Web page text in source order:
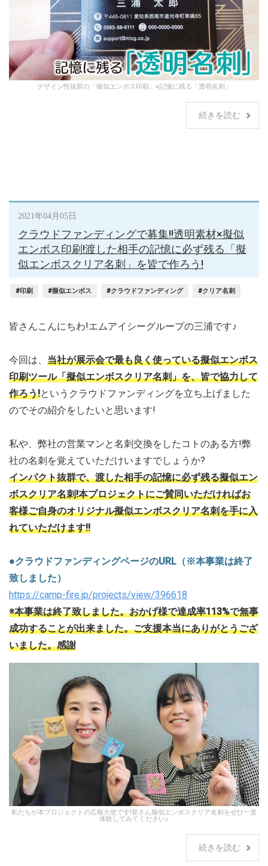
デザイン性抜群の「擬似エンボス印刷」×記憶に残る「透明名刺」
続きを読む
2021年04月05日
クラウドファンディングで募集!!透明素材×擬似
エンボス印刷!渡した相手の記憶に必ず残る「擬
似エンボスクリア名刺」を皆で作ろう!
#印刷 #擬似エンボス #クラウドファンディング #クリア名刺
皆さんこんにちわ!エムアイシーグループの三浦です♪
今回は、 当社が展示会で最も良く使っている擬似エンボス
印刷ツール「擬似エンボスクリア名刺」を、皆で協力して
作ろう!というクラウドファンディングを立ち上げました
のでその紹介をしたいと思います!
私や、弊社の営業マンと名刺交換をしたコトのある方!弊
社の名刺を覚えていただけいますでしょうか?
インパクト抜群で、渡した相手の記憶に必ず残る擬似エン
ボスクリア名刺!本プロジェクトにご賛同いただければお
客様ご自身のオリジナル擬似エンボスクリア名刺を手に入
れていただけます!!
●クラウドファンディングページのURL（※本事業は終了
致しました）
https://camp-fire.jp/projects/view/396618
※本事業は終了致しました。おかげ様で達成率113%で無事
成功することが出来ました。ご支援本当にありがとうござ
いました。感謝
私たちが本プロジェクトの広報大使です!皆さん擬似エンボスクリア名刺をぜひ一度
体験してみてください♪
続きを読む